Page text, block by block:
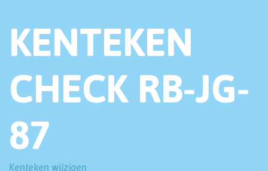
KENTEKEN
CHECK RB-JG-
87
Kenteken wijzigen